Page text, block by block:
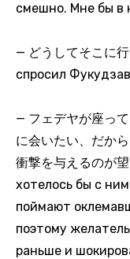
смешно. Мне бы в
— どうしてそこに
спросил
— フェデヤが座っ
に会いたい、だか
衝撃を与えるのが
хотелось бы с
поймают
поэтому
раньше и